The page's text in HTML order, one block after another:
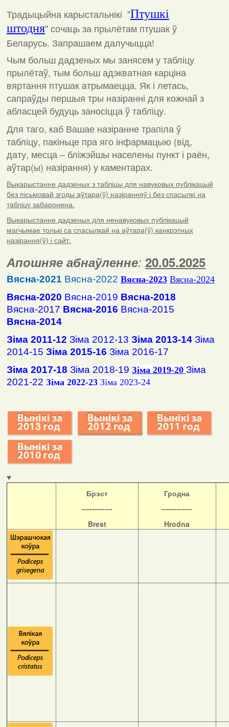
Традыцыйна карыстальнікі "Птушкі
штодня"сочаць за прылётам птушак ў
Беларусь. Запрашаем далучыцца!
Чым больш дадзеных мы занясем у табліцу
прылётаў, тым больш адэкватная карціна
вяртання птушак атрымаецца. Як і летась,
сапраўды першыя тры назіранні для кожнай з
абласцей будуць заносіцца ў табліцу.
Для таго, каб Вашае назіранне трапіла ў
табліцу, пакіньце пра яго інфармацыю (від,
дату, месца – бліжэйшы населены пункт і раён,
аўтар(ы) назірання) у каментарах.
Выкарыстанне дадзеных з табліцы для навуковых публікацый
без пісьмовай згоды аўтара(ў) назіранняў і без спасылкі на
табліцу забаронена.
Выкарыстанне дадзеных для ненавуковых публікацый
магчымае толькі са спасылкай на аўтара(ў) канкрэтных
назірання(ў) і сайт.
Апошняе абнаўленне: 20.05.2025
Вясна-2021 Вясна-2022 Вясна-2023 Вясна-2024
Вясна-2020 Вясна-2019 Вясна-2018
Вясна-2017 Вясна-2016 Вясна-2015
Вясна-2014
Зіма 2011-12 Зіма 2012-13 Зіма 2013-14 Зіма
2014-15 Зіма 2015-16 Зіма 2016-17
Зіма 2017-18 Зіма 2018-19 Зіма 2019-20 Зіма
2021-22 Зіма 2022-23 Зіма 2023-24
Брэст
------------
Brest
Гродна
------------
Hrodna